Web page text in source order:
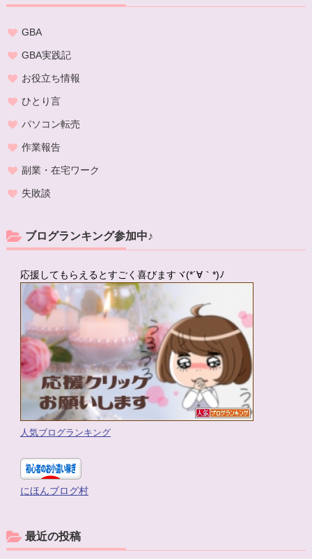
GBA
GBA実践記
お役立ち情報
ひとり言
パソコン転売
作業報告
副業・在宅ワーク
失敗談
ブログランキング参加中♪
応援してもらえるとすごく喜びますヾ(*´∀｀*)ﾉ
人気ブログランキング
にほんブログ村
最近の投稿